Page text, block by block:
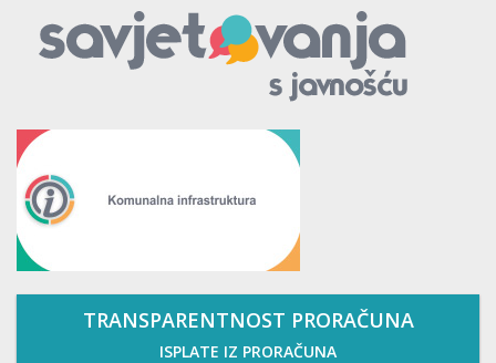
TRANSPARENTNOST PRORAČUNA
ISPLATE IZ PRORAČUNA